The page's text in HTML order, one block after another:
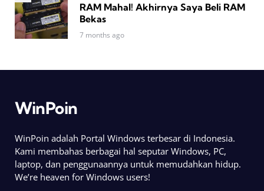
RAM Mahal! Akhirnya Saya Beli RAM
Bekas
7 months ago
WinPoin
WinPoin adalah Portal Windows terbesar di Indonesia.
Kami membahas berbagai hal seputar Windows, PC,
laptop, dan penggunaannya untuk memudahkan hidup.
We’re heaven for Windows users!